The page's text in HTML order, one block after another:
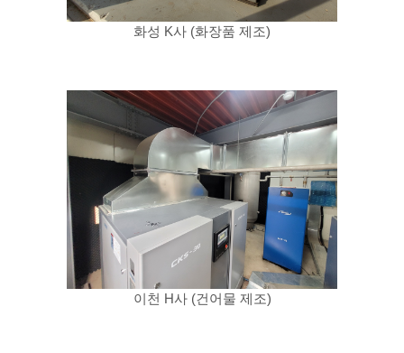
화성 K사 (화장품 제조)
이천 H사 (건어물 제조)